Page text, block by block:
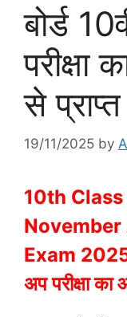
बोर्ड
परीक्षा
से
19/11/2025 by
10th
Exam 2025:
अप परीक्षा